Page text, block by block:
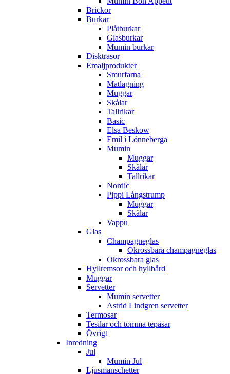
Brickor
Burkar
Plåtburkar
Glasburkar
Mumin burkar
Disktrasor
Emaljprodukter
Smurfarna
Matlagning
Muggar
Skålar
Tallrikar
Basic
Elsa Beskow
Emil i Lönneberga
Mumin
Muggar
Skålar
Tallrikar
Nordic
Pippi Långstrump
Muggar
Skålar
Vappu
Glas
Champagneglas
Okrossbara champagneglas
Okrossbara glas
Hyllremsor och hyllbård
Muggar
Servetter
Mumin servetter
Astrid Lindgren servetter
Termosar
Tesilar och tomma tepåsar
Övrigt
Inredning
Jul
Mumin Jul
Ljusmanschetter